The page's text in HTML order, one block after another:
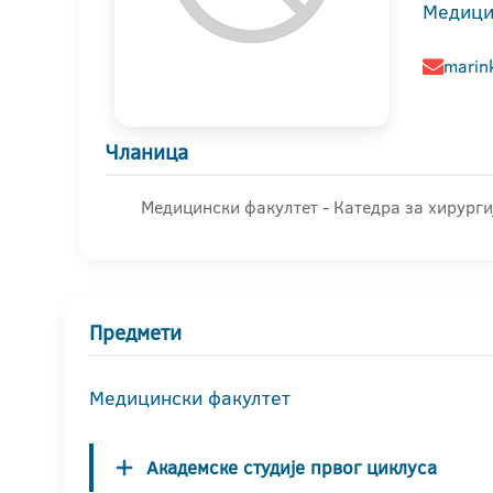
Чланица
Медицински факултет - Катедра за
Предмети
Медицински факултет
Академске студије првог циклуса